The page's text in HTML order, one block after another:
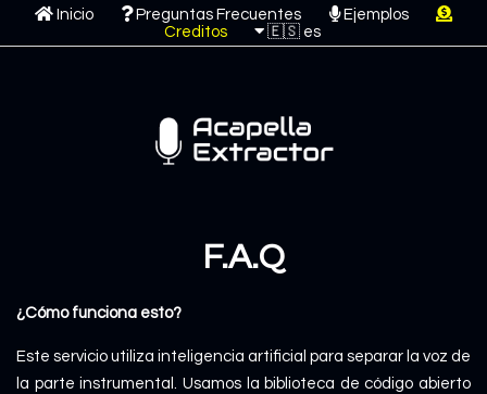
Inicio Preguntas Frecuentes
Ejemplos
Creditos
F.A.Q
¿Cómo funciona esto?
Este servicio utiliza inteligencia artificial para separar la voz de
la parte instrumental. Usamos la biblioteca de código abierto